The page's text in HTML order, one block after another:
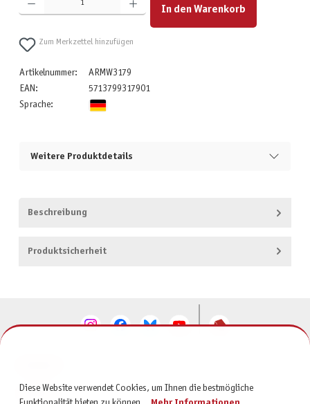
In den Warenkorb
Zum Merkzettel hinzufügen
Artikelnummer:
ARMW3179
EAN:
5713799317901
Sprache:
Weitere Produktdetails
Beschreibung
Produktsicherheit
SERVICE
Diese Website verwendet Cookies, um Ihnen die bestmögliche